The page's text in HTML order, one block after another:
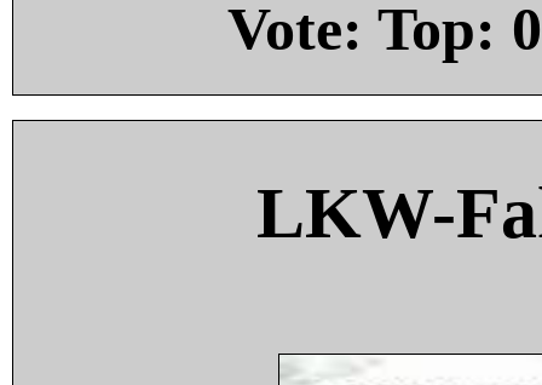
Vote: Top: 0
LKW-